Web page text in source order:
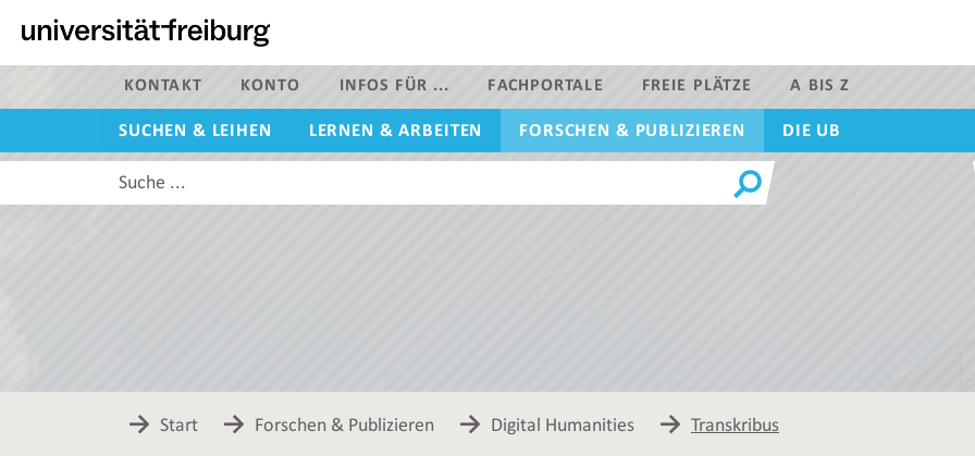
Hauptnavigation
dieser
Zum
dieser
Zur
KONTAKT KONTO INFOS FÜR ... FACHPORTALE FREIE PLÄTZE A BIS Z
SUCHEN & LEIHEN LERNEN & ARBEITEN FORSCHEN & PUBLIZIEREN DIE UB
Diese
Start Forschen & Publizieren Digital Humanities Transkribus